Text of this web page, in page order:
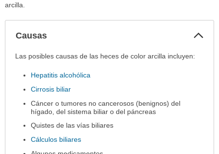
arcilla.
Causas
Causas
extendido.
Las posibles causas de las heces de color arcilla incluyen:
Hepatitis alcohólica
Cirrosis biliar
Cáncer o tumores no cancerosos (benignos) del
hígado, del sistema biliar o del páncreas
Quistes de las vías biliares
Cálculos biliares